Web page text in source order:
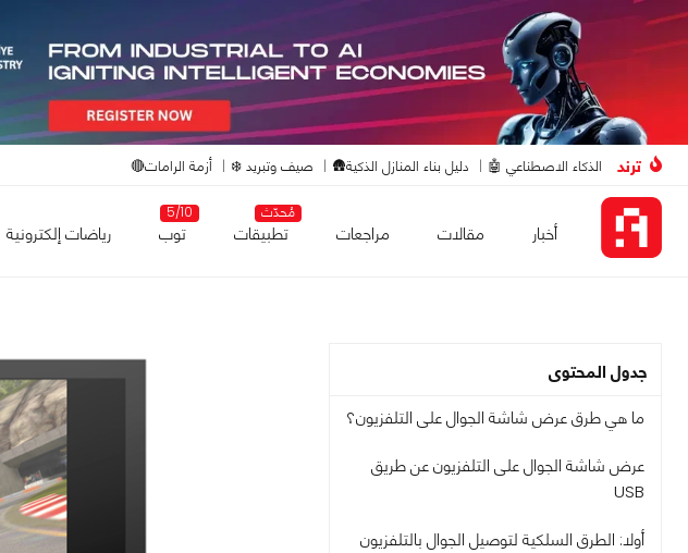
ترند الذكاء الاصطناعي 🤖 دليل بناء المنازل الذكية🛖 صيف وتبريد ❄️ أزمة الرامات🔴
أخبار مقالات مراجعات
مُحدّث
تطبيقات
5/10
توب رياضات إلكترونية
جدول المحتوى
ما هي طرق عرض شاشة الجوال على التلفزيون؟
عرض شاشة الجوال على التلفزيون عن طريق
USB
أولا: الطرق السلكية لتوصيل الجوال بالتلفزيون